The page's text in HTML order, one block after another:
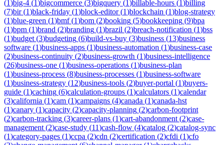
(1)big-4 (1)bigcommerce (3)bigquery (1)billable-hours (1)billing
(7)bir(1)black-friday (1)block-editor(1)blockchain (1)blog-strategy
(1)blue-green (1)bmf(1)bom (2)booking (5)bookkeeping (9)bpa
(1)bpm (1)brand (2)branding (1)brazil (2)breach-notification (1)bss
(1)budget (3)budgeting (6)build-vs-buy (3)business (13)business
software (1)business-apps (1)business-automation (1)business-case
(2)business-continuity (2)business-growth (1)business-intelligence
(26)business-one (1)business-operations (1)business-plan
(1)business-process (8)business-processes (1)business-software
(1)business-strategy (12)business-tools (2)buyer-portal (1)buyers-
guide (1)caching (6)calculation-groups (1)calculators (1)calendar
(3)california (1)cam (1)campaigns (4)canada (1)canada-hst
(1)canary (1)capacity (2)capacity-planning (2)carbon-footprint
(2)carbon-tracking (3)career-plans (1)cart-abandonment (2)case-
management (2)case-study (11)cash-flow (4)catalog (2)catalog-sync
(1)category-pages (1)ccpa (2)cdn (2)certification (2)cfdi (1)cfo